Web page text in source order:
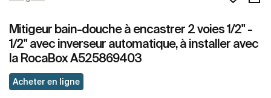
Mitigeur bain-douche à encastrer 2 voies 1/2" -
1/2" avec inverseur automatique, à installer avec
la RocaBox A525869403
Acheter en ligne